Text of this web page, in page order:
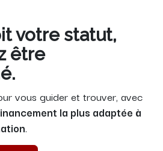
votre statut,
être
vous guider et trouver, avec
la plus adaptée à
.